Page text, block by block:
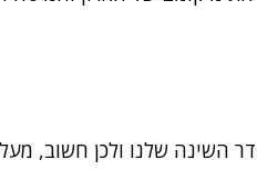
השינה שלנו ולכן חשוב,